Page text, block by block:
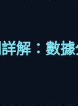
解：數